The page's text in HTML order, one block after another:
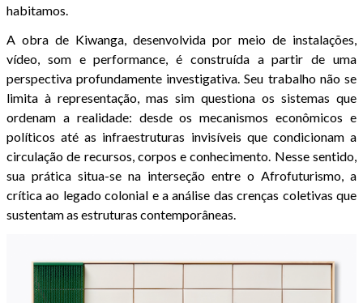
habitamos.
A obra de Kiwanga, desenvolvida por meio de instalações,
vídeo, som e performance, é construída a partir de uma
perspectiva profundamente investigativa. Seu trabalho não se
limita à representação, mas sim questiona os sistemas que
ordenam a realidade: desde os mecanismos econômicos e
políticos até as infraestruturas invisíveis que condicionam a
circulação de recursos, corpos e conhecimento. Nesse sentido,
sua prática situa-se na interseção entre o Afrofuturismo, a
crítica ao legado colonial e a análise das crenças coletivas que
sustentam as estruturas contemporâneas.